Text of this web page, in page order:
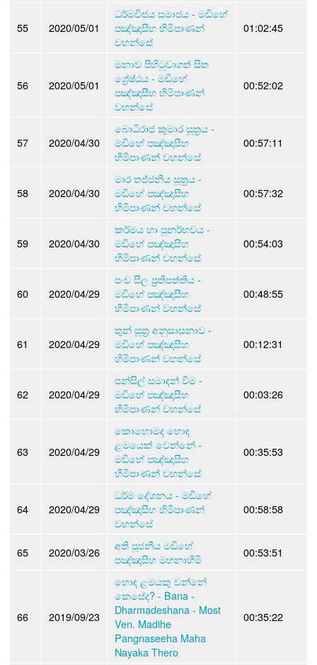
55 2020/05/01
ධර්මවිජය සමාජය - මඩිහේ
පඤ්ඤාසීහ හිමිපාණන්
වහන්සේ
01:02:45
56 2020/05/01
මනාව පිහිටුවාගත් සිත
ශ්‍රේෂ්ඨය - මඩිහේ
පඤ්ඤාසීහ හිමිපාණන්
වහන්සේ
00:52:02
57 2020/04/30
බොධිරාජ කුමාර සූත්‍රය -
මඩිහේ පඤ්ඤාසීහ
හිමිපාණන් වහන්සේ
00:57:11
58 2020/04/30
මාර තජ්‍ජනීය සූත්‍රය -
මඩිහේ පඤ්ඤාසීහ
හිමිපාණන් වහන්සේ
00:57:32
59 2020/04/30
කර්මය හා පුනර්භවය -
මඩිහේ පඤ්ඤාසීහ
හිමිපාණන් වහන්සේ
00:54:03
60 2020/04/29
පංච සීල ප්‍රතිපත්තිය -
මඩිහේ පඤ්ඤාසීහ
හිමිපාණන් වහන්සේ
00:48:55
61 2020/04/29
තුන් සූත්‍ර අනුසාසනාව -
මඩිහේ පඤ්ඤාසීහ
හිමිපාණන් වහන්සේ
00:12:31
62 2020/04/29
පන්සිල් සමාදන් වීම -
මඩිහේ පඤ්ඤාසීහ
හිමිපාණන් වහන්සේ
00:03:26
63 2020/04/29
කොහොමද හොඳ
ළමයෙක් වෙන්නේ -
මඩිහේ පඤ්ඤාසීහ
හිමිපාණන් වහන්සේ
00:35:53
64 2020/04/29
ධර්ම දේශනය - මඩිහේ
පඤ්ඤාසීහ හිමිපාණන්
වහන්සේ
00:58:58
65 2020/03/26
අති පූජනීය මඩිහේ
පඤ්ඤාසීහ මහනාහිමි
00:53:51
66 2019/09/23
හොඳ ළමයකු වන්නේ
කෙසේද? - Bana -
Dharmadeshana - Most
Ven. Madihe
Pangnaseeha Maha
Nayaka Thero
00:35:22